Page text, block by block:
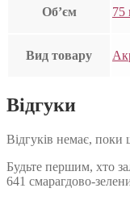
Об’єм 75
Вид товару
Відгуки
Відгуків немає, поки
Будьте першим, хто
641 смарагдово-